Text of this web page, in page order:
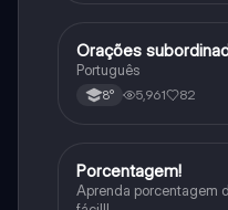
Português
Orações
Português
8° 5,961 82
Matematica
Porcentagem!
Aprenda porcentagem